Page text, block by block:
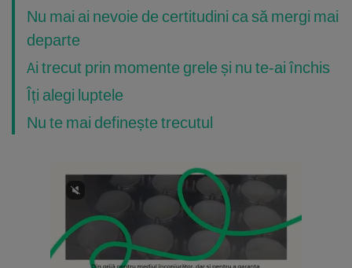
Nu mai ai nevoie de certitudini ca să mergi mai
departe
Ai trecut prin momente grele și nu te-ai închis
Îți alegi luptele
Nu te mai definește trecutul